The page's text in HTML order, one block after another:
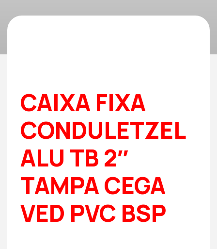
CAIXA FIXA
CONDULETZEL
ALU TB 2″
TAMPA CEGA
VED PVC BSP